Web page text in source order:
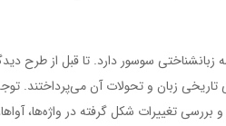
سوسور دارد. تا قبل از طرح
زبان و تحولات آن می‌پرداختند.
تغییرات شکل گرفته در واژه‌ها،